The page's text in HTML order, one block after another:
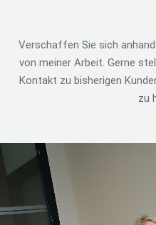
Verschaffen Sie sich
von meiner Arbeit. Gerne
Kontakt zu bisherigen
zu